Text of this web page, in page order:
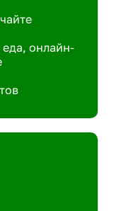
еда, онлайн-